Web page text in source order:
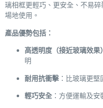
璃相框更輕巧、更安全、不易
場地使用。
產品優勢包括：
高透明度（接近玻璃效果）
明
耐用抗衝擊 ：比玻璃更
輕巧安全 ：方便運輸及安